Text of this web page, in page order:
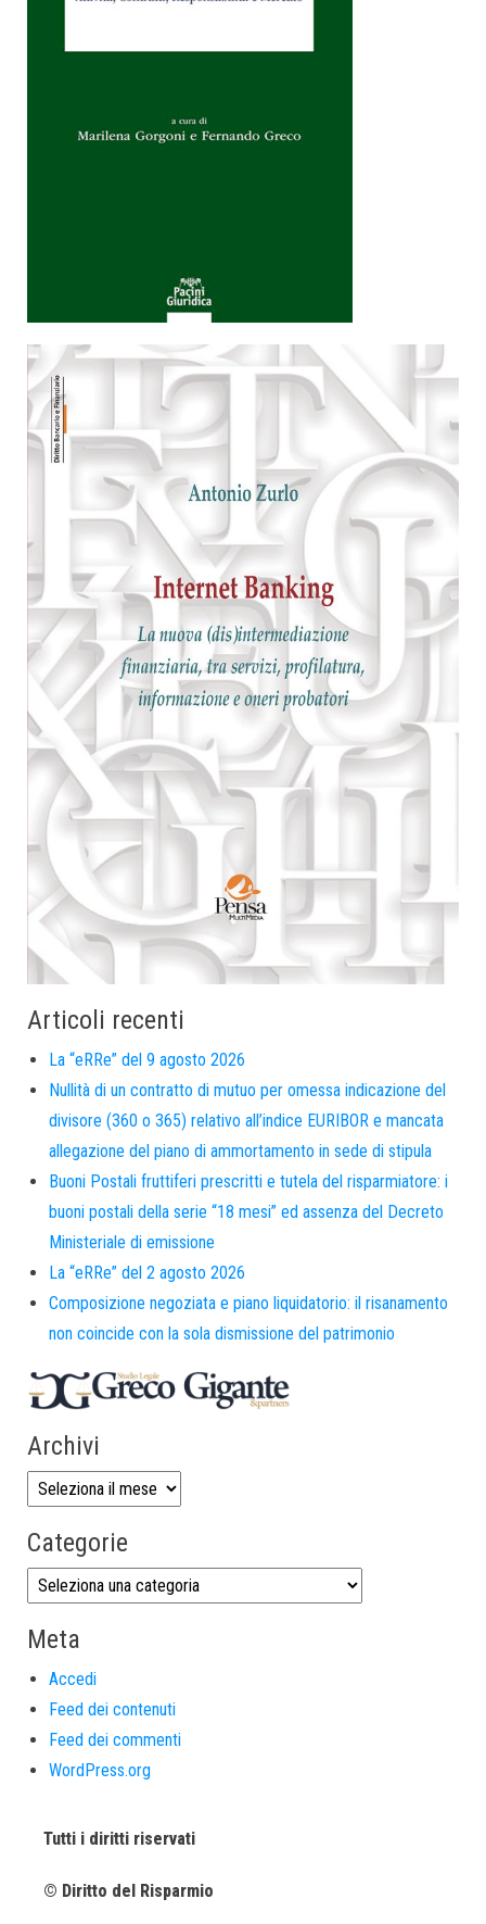
Articoli recenti
La “eRRe” del 9 agosto 2026
Nullità di un contratto di mutuo per omessa indicazione del
divisore (360 o 365) relativo all’indice EURIBOR e mancata
allegazione del piano di ammortamento in sede di stipula
Buoni Postali fruttiferi prescritti e tutela del risparmiatore: i
buoni postali della serie “18 mesi” ed assenza del Decreto
Ministeriale di emissione
La “eRRe” del 2 agosto 2026
Composizione negoziata e piano liquidatorio: il risanamento
non coincide con la sola dismissione del patrimonio
Archivi
Categorie
Meta
Accedi
Feed dei contenuti
Feed dei commenti
WordPress.org
Tutti i diritti riservati
© Diritto del Risparmio